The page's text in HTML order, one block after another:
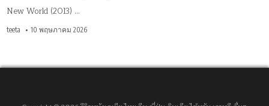
New World (2013) …
teeta 10 พฤษภาคม 2026